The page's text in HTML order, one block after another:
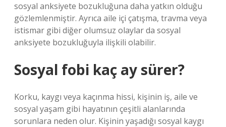
sosyal anksiyete bozukluğuna daha yatkın olduğu
gözlemlenmiştir. Ayrıca aile içi çatışma, travma veya
istismar gibi diğer olumsuz olaylar da sosyal
anksiyete bozukluğuyla ilişkili olabilir.
Sosyal fobi kaç ay sürer?
Korku, kaygı veya kaçınma hissi, kişinin iş, aile ve
sosyal yaşam gibi hayatının çeşitli alanlarında
sorunlara neden olur. Kişinin yaşadığı sosyal kaygı